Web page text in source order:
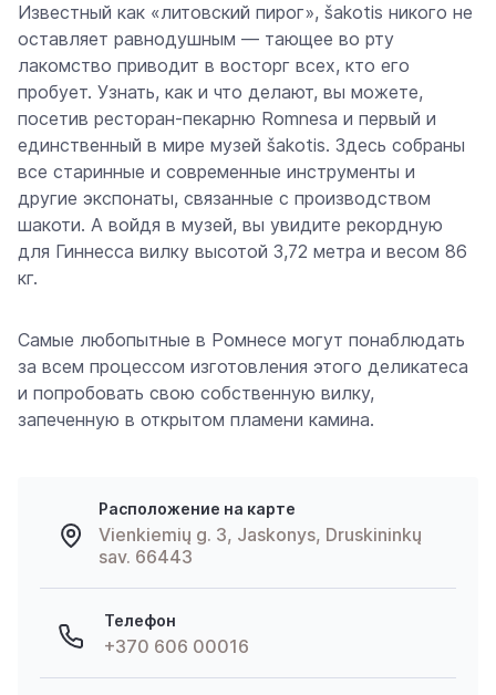
Известный как «литовский пирог», šakotis никого не
оставляет равнодушным — тающее во рту
лакомство приводит в восторг всех, кто его
пробует. Узнать, как и что делают, вы можете,
посетив ресторан-пекарню Romnesa и первый и
единственный в мире музей šakotis. Здесь собраны
все старинные и современные инструменты и
другие экспонаты, связанные с производством
шакоти. А войдя в музей, вы увидите рекордную
для Гиннесса вилку высотой 3,72 метра и весом 86
кг.
Самые любопытные в Ромнесе могут понаблюдать
за всем процессом изготовления этого деликатеса
и попробовать свою собственную вилку,
запеченную в открытом пламени камина.
Расположение на карте
Vienkiemių g. 3, Jaskonys, Druskininkų
sav. 66443
Телефон
+370 606 00016